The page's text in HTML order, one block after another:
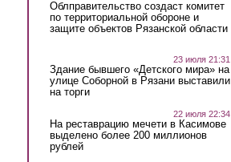
Облправительство создаст комитет
по территориальной обороне и
защите объектов Рязанской области
23 июля 21:31
Здание бывшего «Детского мира» на
улице Соборной в Рязани выставили
на торги
22 июля 22:34
На реставрацию мечети в Касимове
выделено более 200 миллионов
рублей